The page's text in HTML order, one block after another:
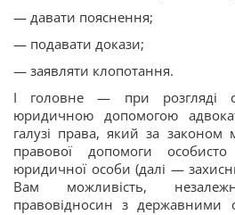
— давати пояснення;
— подавати докази;
— заявляти клопотання.
І головне — при розгляді
юридичною допомогою
галузі права, який за
правової допомоги
юридичної особи (далі —
Вам можливість,
правовідносин з державними